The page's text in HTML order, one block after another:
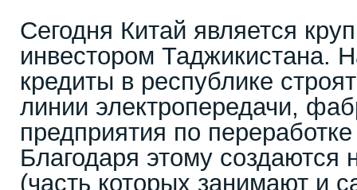
Сегодня Китай является
инвестором Таджикистана.
кредиты в республике
линии электропередачи,
предприятия по
Благодаря этому создаются
(часть которых занимают и